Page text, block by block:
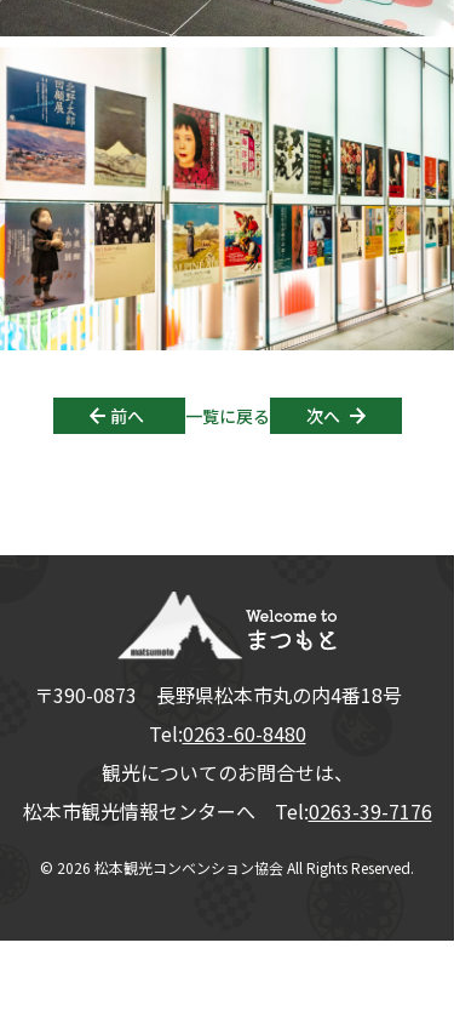
Post navigation
前へ 一覧に戻る 次へ
〒390-0873 長野県松本市丸の内4番18号
Tel:0263-60-8480
観光についてのお問合せは、
松本市観光情報センターへ Tel:0263-39-7176
© 2026 松本観光コンベンション協会All Rights Reserved.